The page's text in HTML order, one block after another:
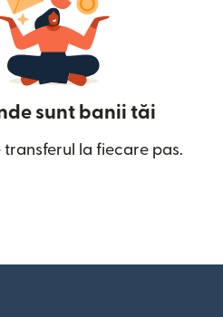
sunt banii tăi
transferul la fiecare pas.